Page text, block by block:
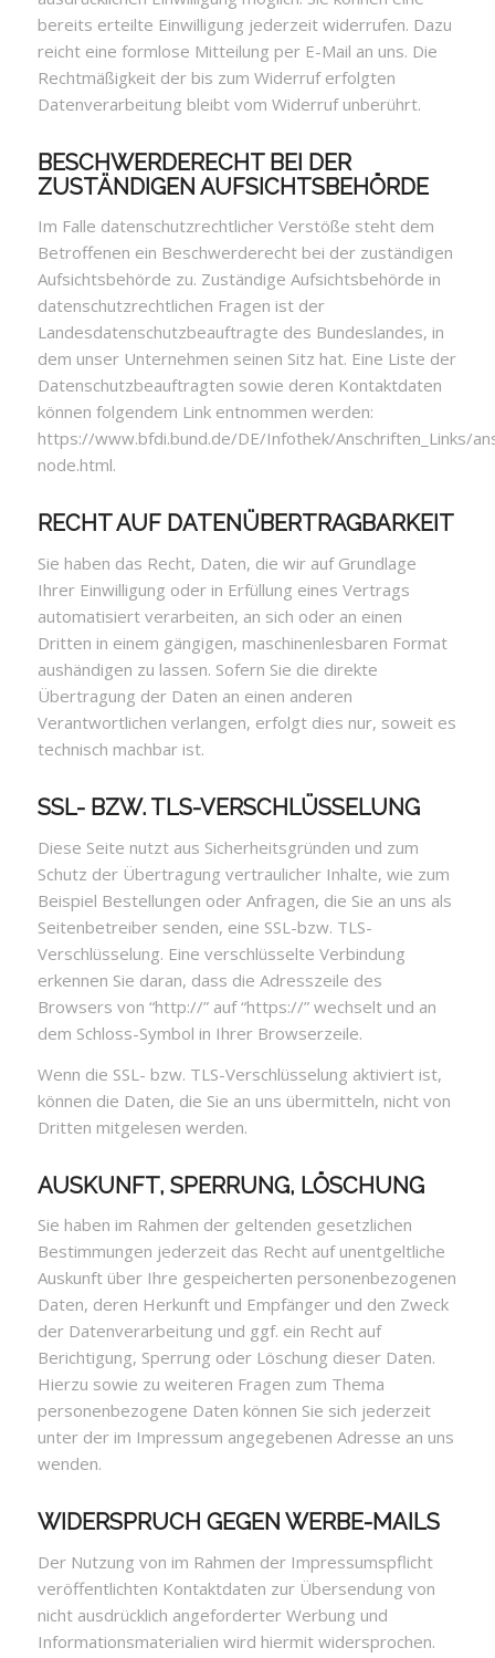
bereits erteilte Einwilligung jederzeit widerrufen. Dazu
reicht eine formlose Mitteilung per E-Mail an uns. Die
Rechtmäßigkeit der bis zum Widerruf erfolgten
Datenverarbeitung bleibt vom Widerruf unberührt.
BESCHWERDERECHT BEI DER
ZUSTÄNDIGEN AUFSICHTSBEHÖRDE
Im Falle datenschutzrechtlicher Verstöße steht dem
Betroffenen ein Beschwerderecht bei der zuständigen
Aufsichtsbehörde zu. Zuständige Aufsichtsbehörde in
datenschutzrechtlichen Fragen ist der
Landesdatenschutzbeauftragte des Bundeslandes, in
dem unser Unternehmen seinen Sitz hat. Eine Liste der
Datenschutzbeauftragten sowie deren Kontaktdaten
können folgendem Link entnommen werden:
https://www.bfdi.bund.de/DE/Infothek/Anschriften_Links/
node.html.
RECHT AUF DATENÜBERTRAGBARKEIT
Sie haben das Recht, Daten, die wir auf Grundlage
Ihrer Einwilligung oder in Erfüllung eines Vertrags
automatisiert verarbeiten, an sich oder an einen
Dritten in einem gängigen, maschinenlesbaren Format
aushändigen zu lassen. Sofern Sie die direkte
Übertragung der Daten an einen anderen
Verantwortlichen verlangen, erfolgt dies nur, soweit es
technisch machbar ist.
SSL- BZW. TLS-VERSCHLÜSSELUNG
Diese Seite nutzt aus Sicherheitsgründen und zum
Schutz der Übertragung vertraulicher Inhalte, wie zum
Beispiel Bestellungen oder Anfragen, die Sie an uns als
Seitenbetreiber senden, eine SSL-bzw. TLS-
Verschlüsselung. Eine verschlüsselte Verbindung
erkennen Sie daran, dass die Adresszeile des
Browsers von “http://” auf “https://” wechselt und an
dem Schloss-Symbol in Ihrer Browserzeile.
Wenn die SSL- bzw. TLS-Verschlüsselung aktiviert ist,
können die Daten, die Sie an uns übermitteln, nicht von
Dritten mitgelesen werden.
AUSKUNFT, SPERRUNG, LÖSCHUNG
Sie haben im Rahmen der geltenden gesetzlichen
Bestimmungen jederzeit das Recht auf unentgeltliche
Auskunft über Ihre gespeicherten personenbezogenen
Daten, deren Herkunft und Empfänger und den Zweck
der Datenverarbeitung und ggf. ein Recht auf
Berichtigung, Sperrung oder Löschung dieser Daten.
Hierzu sowie zu weiteren Fragen zum Thema
personenbezogene Daten können Sie sich jederzeit
unter der im Impressum angegebenen Adresse an uns
wenden.
WIDERSPRUCH GEGEN WERBE-MAILS
Der Nutzung von im Rahmen der Impressumspflicht
veröffentlichten Kontaktdaten zur Übersendung von
nicht ausdrücklich angeforderter Werbung und
Informationsmaterialien wird hiermit widersprochen.